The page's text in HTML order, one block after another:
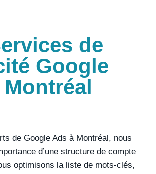
de
Google
de Google Ads à Montréal, nous
d’une structure de compte
optimisons la liste de mots-clés,